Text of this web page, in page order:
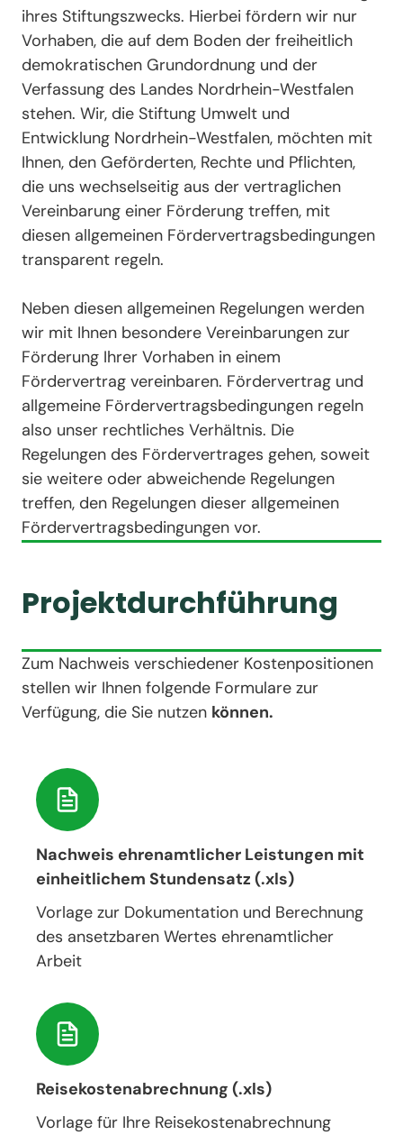
ihres Stiftungszwecks. Hierbei fördern wir nur
Vorhaben, die auf dem Boden der freiheitlich
demokratischen Grundordnung und der
Verfassung des Landes Nordrhein-Westfalen
stehen. Wir, die Stiftung Umwelt und
Entwicklung Nordrhein-Westfalen, möchten mit
Ihnen, den Geförderten, Rechte und Pflichten,
die uns wechselseitig aus der vertraglichen
Vereinbarung einer Förderung treffen, mit
diesen allgemeinen Fördervertragsbedingungen
transparent regeln.
Neben diesen allgemeinen Regelungen werden
wir mit Ihnen besondere Vereinbarungen zur
Förderung Ihrer Vorhaben in einem
Fördervertrag vereinbaren. Fördervertrag und
allgemeine Fördervertragsbedingungen regeln
also unser rechtliches Verhältnis. Die
Regelungen des Fördervertrages gehen, soweit
sie weitere oder abweichende Regelungen
treffen, den Regelungen dieser allgemeinen
Fördervertragsbedingungen vor.
Projektdurchführung
Zum Nachweis verschiedener Kostenpositionen
stellen wir Ihnen folgende Formulare zur
Verfügung, die Sie nutzen können.
Nachweis ehrenamtlicher Leistungen mit
einheitlichem Stundensatz (.xls)
Vorlage zur Dokumentation und Berechnung
des ansetzbaren Wertes ehrenamtlicher
Arbeit
Reisekostenabrechnung (.xls)
Vorlage für Ihre Reisekostenabrechnung